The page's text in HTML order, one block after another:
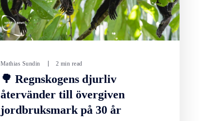
Mathias Sundin 2 min read
🌳 Regnskogens djurliv
återvänder till övergiven
jordbruksmark på 30 år